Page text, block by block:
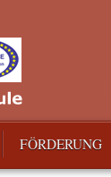
FÖRDERUNG